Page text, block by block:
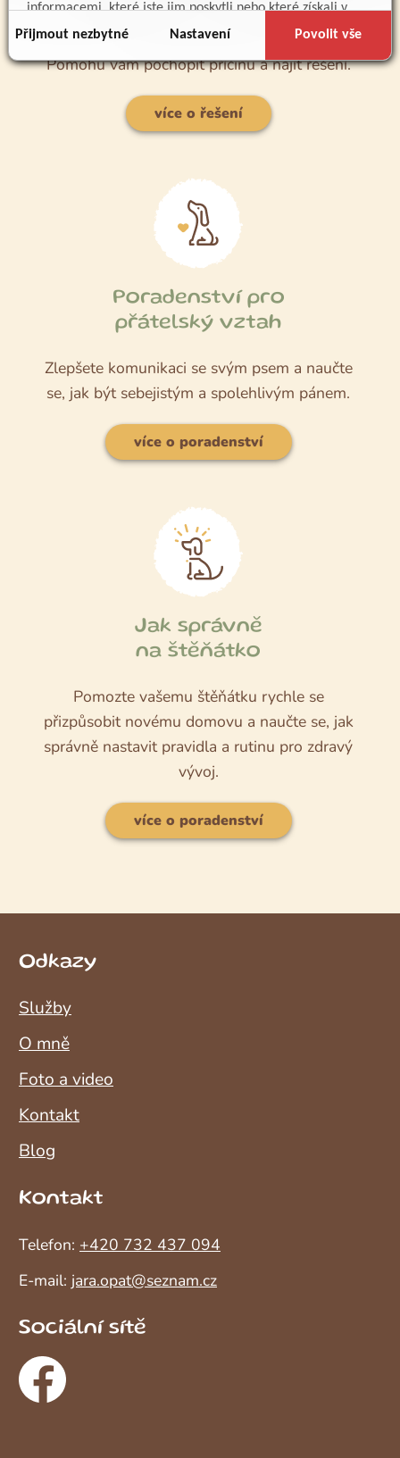
informacemi, které jste jim poskytli nebo které získali v
důsledku toho, že používáte jejich služby.
Přijmout nezbytné Nastavení Povolit vše
Trápí vás nechtěné chování jako tahání na
vodítku, štěkání, nebo strach z okolí?
Pomohu vám pochopit příčinu a najít řešení.
více o řešení
Poradenství pro
přátelský vztah
Zlepšete komunikaci se svým psem a naučte
se, jak být sebejistým a spolehlivým pánem.
více o poradenství
Jak správně
na štěňátko
Pomozte vašemu štěňátku rychle se
přizpůsobit novému domovu a naučte se, jak
správně nastavit pravidla a rutinu pro zdravý
vývoj.
více o poradenství
Odkazy
Služby
O mně
Foto a video
Kontakt
Blog
Kontakt
Telefon: +420 732 437 094
E-mail: jara.opat@seznam.cz
Sociální sítě